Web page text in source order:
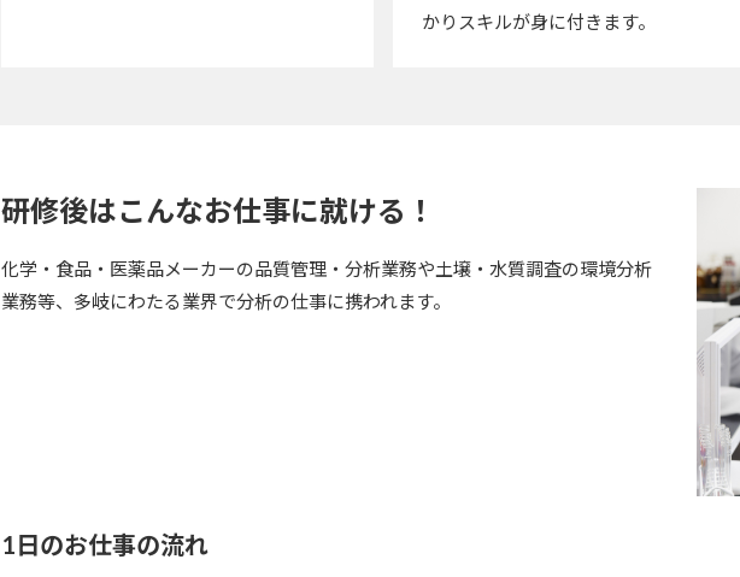
かりスキルが身に付きます。
研修後はこんなお仕事に就ける！
化学・食品・医薬品メーカーの品質管理・分析業務や土壌・水質調査の環境分析
業務等、多岐にわたる業界で分析の仕事に携われます。
1日のお仕事の流れ